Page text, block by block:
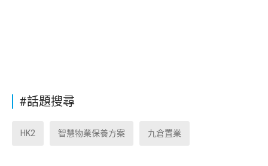
#話題搜尋
HK2 智慧物業保養方案 九倉置業